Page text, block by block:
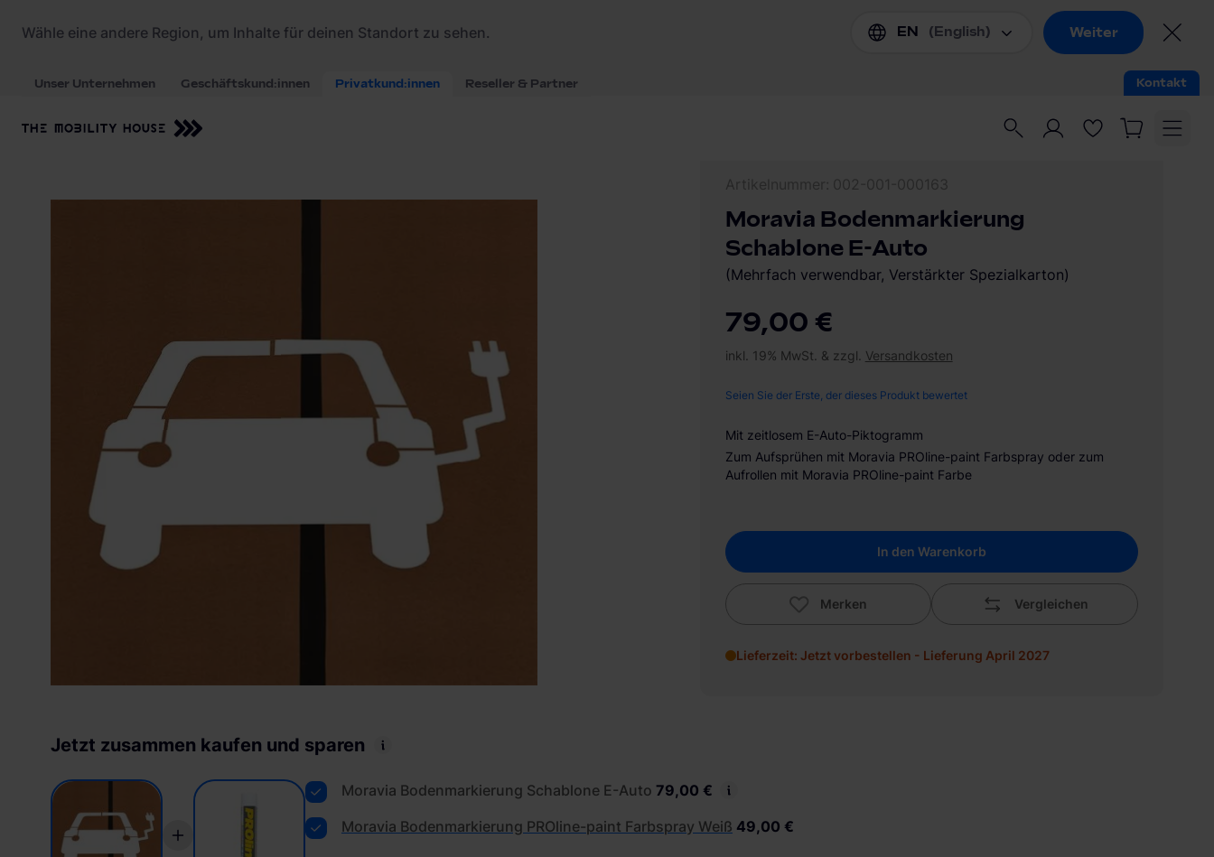
Startseite / Ladezubehör
79,00 €
inkl. 19% MwSt. & zzgl. Versandkosten
Seien Sie der Erste, der dieses Produkt bewertet
Mit zeitlosem E-Auto-Piktogramm
Zum Aufsprühen mit Moravia PROline-paint Farbspray oder zum
Aufrollen mit Moravia PROline-paint Farbe
In den Warenkorb
Merken Vergleichen
Lieferzeit: Jetzt vorbestellen - Lieferung April 2027
Moravia Bodenmarkierung
Schablone E-Auto
(Mehrfach verwendbar, Verstärkter Spezialkarton)
Jetzt zusammen kaufen und sparen
Moravia Bodenmarkierung Schablone E-Auto 79,00 €
Moravia Bodenmarkierung PROline-paint Farbspray Weiß 49,00 €